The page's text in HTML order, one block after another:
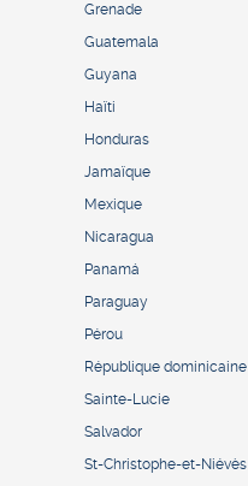
Grenade
Guatemala
Guyana
Haïti
Honduras
Jamaïque
Mexique
Nicaragua
Panamá
Paraguay
Pérou
République dominicaine
Sainte-Lucie
Salvador
St-Christophe-et-Niévès